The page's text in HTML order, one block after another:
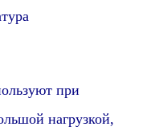
при
нагрузкой,